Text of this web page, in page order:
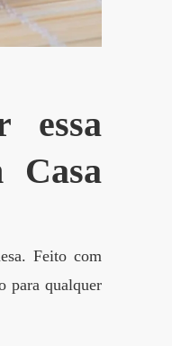
essa
Casa
Feito com
para qualquer